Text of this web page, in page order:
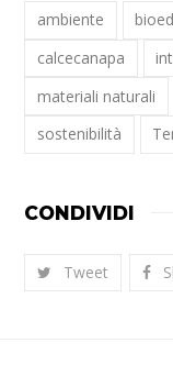
ambiente
calcecanapa
materiali naturali
sostenibilità
CONDIVIDI
Tweet